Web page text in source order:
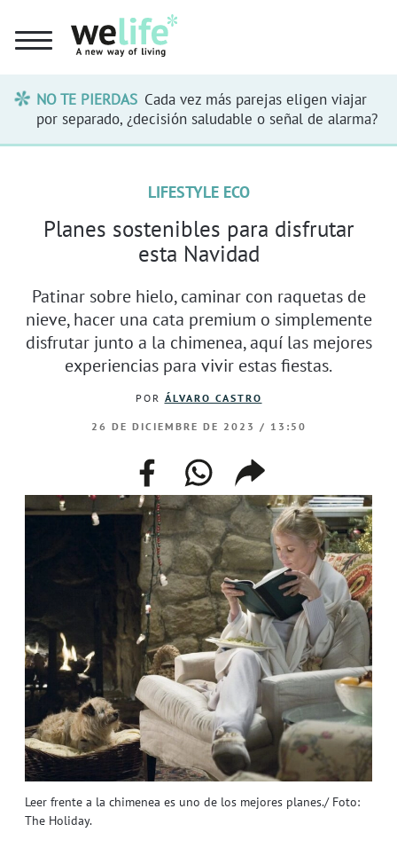
NO TE PIERDAS Cada vez más parejas eligen viajar
por separado, ¿decisión saludable o señal de alarma?
Leer frente a la chimenea es uno de los mejores planes./ Foto:
The Holiday.
LIFESTYLE ECO
Planes sostenibles para disfrutar
esta Navidad
Patinar sobre hielo, caminar con raquetas de
nieve, hacer una cata premium o simplemente
disfrutar junto a la chimenea, aquí las mejores
experiencias para vivir estas fiestas.
POR ÁLVARO CASTRO
26 DE DICIEMBRE DE 2023 / 13:50
facebookwhatsappcompartir
enlace